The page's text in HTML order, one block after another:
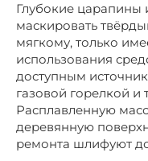
Глубокие царапины
маскировать
мягкому, только
использования
доступным
газовой горелкой
Расплавленную
деревянную
ремонта шлифуют